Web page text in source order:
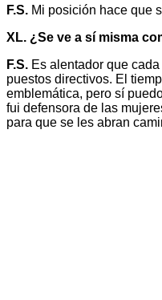
F.S. Mi posición hace que
XL. ¿Se ve a sí misma
F.S. Es alentador que
puestos directivos. El
emblemática, pero sí
fui defensora de las
para que se les abran